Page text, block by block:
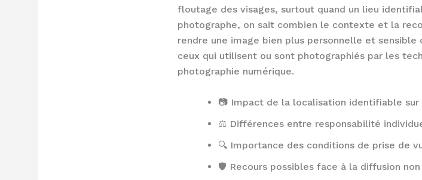
floutage des visages, surtout quand un lieu
photographe, on sait combien le contexte et la
rendre une image bien plus personnelle et
ceux qui utilisent ou sont photographiés par les
photographie numérique.
📷 Impact de la localisation identifiable sur
⚖️ Différences entre responsabilité
🔍 Importance des conditions de prise de
🛡️ Recours possibles face à la diffusion non